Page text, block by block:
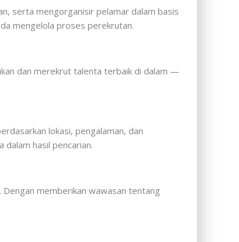
serta mengorganisir pelamar dalam basis
mengelola proses perekrutan.
dan merekrut talenta terbaik di dalam —
lokasi, pengalaman, dan
hasil pencarian.
memberikan wawasan tentang